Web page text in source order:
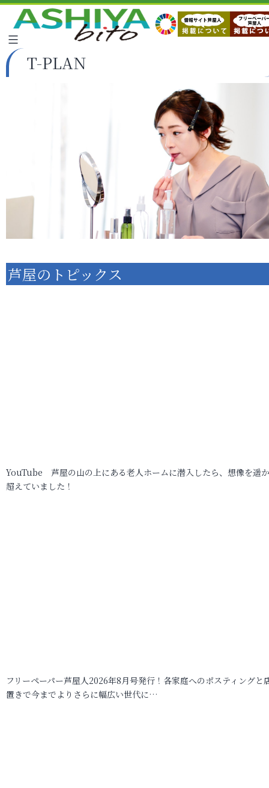
T-PLAN
芦屋のトピックス
YouTube 芦屋の山の上にある老人ホームに潜入したら、想像を遥
超えていました！
フリーペーパー芦屋人2026年8月号発行！各家庭へのポスティングと
置きで今までよりさらに幅広い世代に…